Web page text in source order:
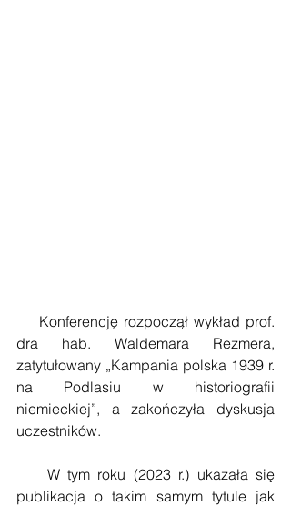
dra hab. Waldemara Rezmera,
zatytułowany „Kampania polska 1939 r.
na Podlasiu w historiografii
niemieckiej”, a zakończyła dyskusja
uczestników.
publikacja o takim samym tytule jak